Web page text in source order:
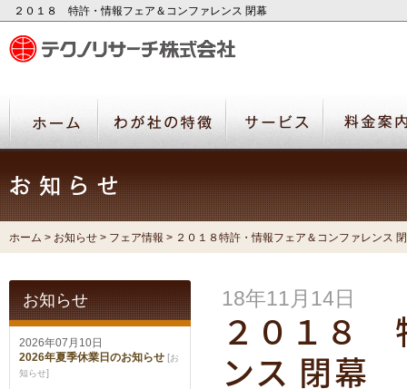
２０１８ 特許・情報フェア＆コンファレンス 閉幕
ホーム > お知らせ > フェア情報 > ２０１８特許・情報フェア＆コンファレンス
18年11月14日
２０１８
ンス 閉幕
お知らせ
2026年07月10日
2026年夏季休業日のお知らせ [お
知らせ]